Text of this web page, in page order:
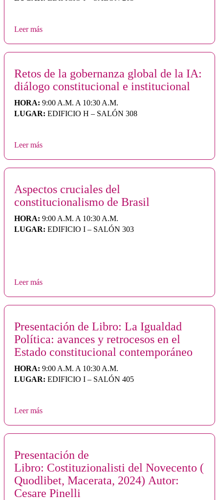
Leer más
Retos de la gobernanza global de la IA:
diálogo constitucional e institucional
HORA: 9:00 A.M. A 10:30 A.M.
LUGAR: EDIFICIO H – SALÓN 308
Leer más
Aspectos cruciales del
constitucionalismo de Brasil
HORA: 9:00 A.M. A 10:30 A.M.
LUGAR: EDIFICIO I – SALÓN 303
Leer más
Presentación de Libro: La Igualdad
Política: avances y retrocesos en el
Estado constitucional contemporáneo
HORA: 9:00 A.M. A 10:30 A.M.
LUGAR: EDIFICIO I – SALÓN 405
Leer más
Presentación de
Libro: Costituzionalisti del Novecento (
Quodlibet, Macerata, 2024) Autor:
Cesare Pinelli